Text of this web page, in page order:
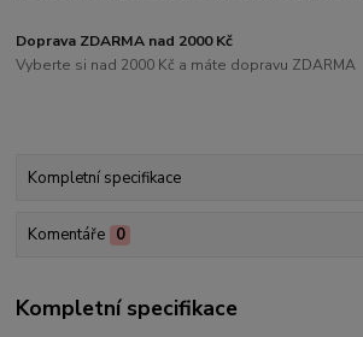
Doprava ZDARMA nad 2000 Kč
Vyberte si nad 2000 Kč a máte dopravu ZDARMA
Kompletní specifikace
Komentáře 0
Kompletní specifikace